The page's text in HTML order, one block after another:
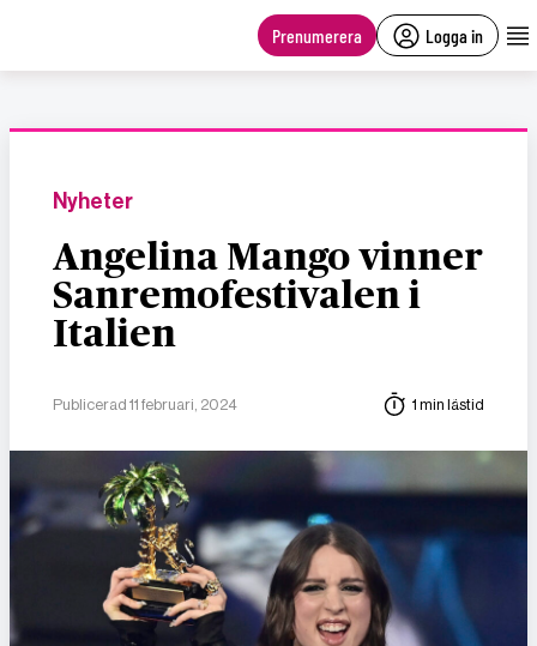
Prenumerera Logga in
Nyheter
Angelina Mango vinner
Sanremofestivalen i
Italien
Publicerad 11 februari, 2024 1 min lästid